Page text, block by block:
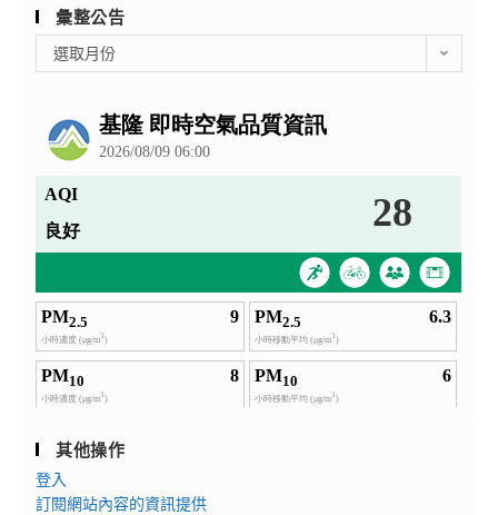
彙整公告
整
選取月份
其他操作
登入
訂閱網站內容的資訊提供